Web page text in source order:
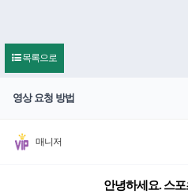
목록으로
영상 요청 방법
매니저
안녕하세요. 스